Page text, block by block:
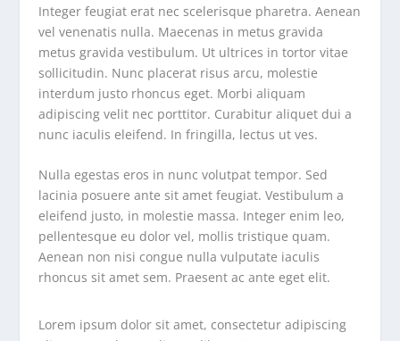
Integer feugiat erat nec scelerisque pharetra. Aenean
vel venenatis nulla. Maecenas in metus gravida
metus gravida vestibulum. Ut ultrices in tortor vitae
sollicitudin. Nunc placerat risus arcu, molestie
interdum justo rhoncus eget. Morbi aliquam
adipiscing velit nec porttitor. Curabitur aliquet dui a
nunc iaculis eleifend. In fringilla, lectus ut ves.
Nulla egestas eros in nunc volutpat tempor. Sed
lacinia posuere ante sit amet feugiat. Vestibulum a
eleifend justo, in molestie massa. Integer enim leo,
pellentesque eu dolor vel, mollis tristique quam.
Aenean non nisi congue nulla vulputate iaculis
rhoncus sit amet sem. Praesent ac ante eget elit.
Lorem ipsum dolor sit amet, consectetur adipiscing